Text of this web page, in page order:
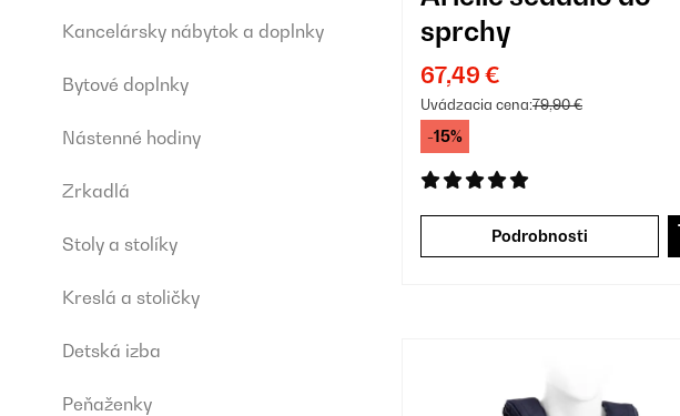
Kancelársky nábytok a doplnky
Bytové doplnky
Nástenné hodiny
Zrkadlá
Stoly a stolíky
Kreslá a stoličky
Detská izba
Peňaženky
sprchy
67,49 €
Uvádzacia cena:79,90 €
-15%
Podrobnosti